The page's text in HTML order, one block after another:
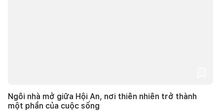
Ngôi nhà mở giữa Hội An, nơi thiên nhiên trở thành
một phần của cuộc sống